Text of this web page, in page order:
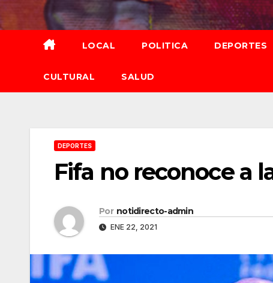
al
contenido
LOCAL POLITICA DEPORTES
CULTURAL SALUD
DEPORTES
Fifa no reconoce a
Por notidirecto-admin
ENE 22, 2021